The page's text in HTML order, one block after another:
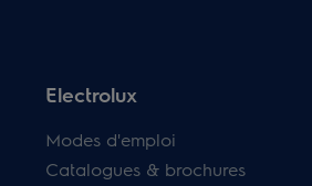
Electrolux
Modes d'emploi
Catalogues & brochures